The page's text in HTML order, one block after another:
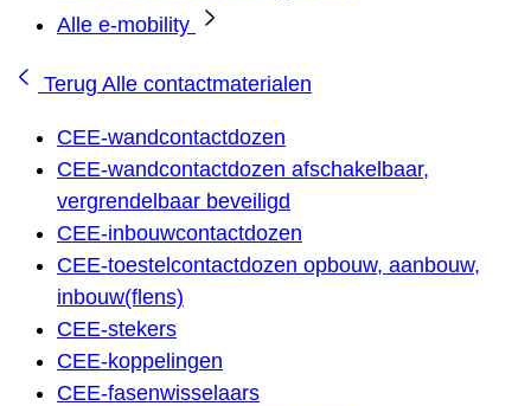
Alle e-mobility
Terug Alle contactmaterialen
CEE-wandcontactdozen
CEE-wandcontactdozen afschakelbaar,
vergrendelbaar beveiligd
CEE-inbouwcontactdozen
CEE-toestelcontactdozen opbouw, aanbouw,
inbouw(flens)
CEE-stekers
CEE-koppelingen
CEE-fasenwisselaars